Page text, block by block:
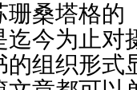
珊桑塔格的
迄今为止对
的组织形式